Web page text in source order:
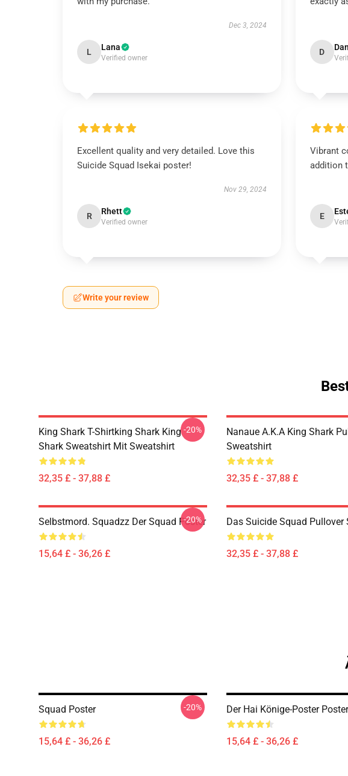
Dec 3, 2024
L Lana
Verified owner
D
Excellent quality and very detailed. Love this
Suicide Squad Isekai poster!
Nov 29, 2024
R Rhett
Verified owner
Vibrant
addition
E
Write your review
King Shark T-Shirtking Shark King
Shark Sweatshirt Mit Sweatshirt
32,35 £ - 37,88 £
-20%
Nanaue A.K.A King Shark
Sweatshirt
32,35 £ - 37,88 £
Selbstmord. Squadzz Der Squad Poster
15,64 £ - 36,26 £
-20% Das Suicide Squad Pullover
32,35 £ - 37,88 £
Squad Poster
15,64 £ - 36,26 £
-20% Der Hai Könige-Poster Poster
15,64 £ - 36,26 £